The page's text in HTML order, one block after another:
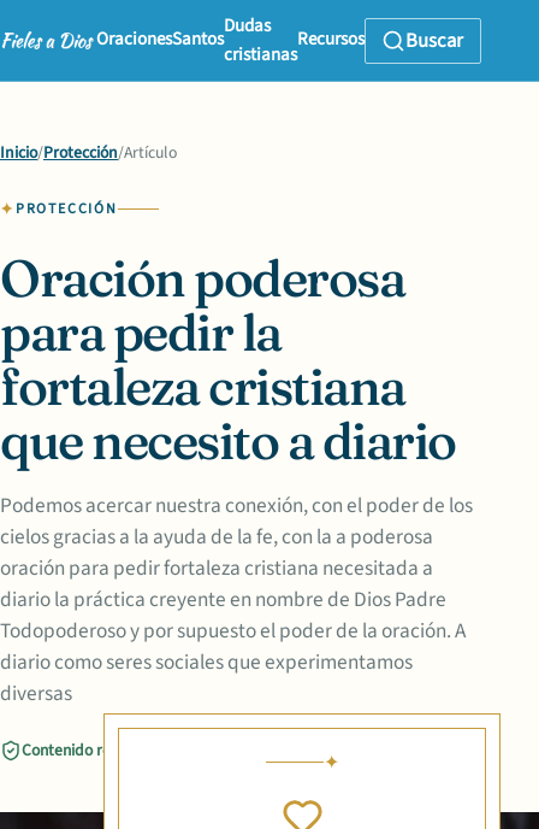
OracionesSantos
Dudas
cristianas
Recursos Buscar
Inicio/Protección/Artículo
PROTECCIÓN
Oración poderosa
para pedir la
fortaleza cristiana
que necesito a diario
Podemos acercar nuestra conexión, con el poder de los
cielos gracias a la ayuda de la fe, con la a poderosa
oración para pedir fortaleza cristiana necesitada a
diario la práctica creyente en nombre de Dios Padre
Todopoderoso y por supuesto el poder de la oración. A
diario como seres sociales que experimentamos
diversas
Contenido revisado